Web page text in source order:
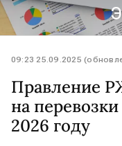
09:23 25.09.2025
Правление
на
2026 году